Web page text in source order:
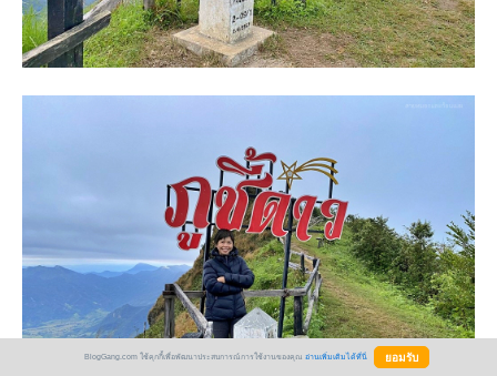
BlogGang.com ใช้คุกกี้เพื่อพัฒนาประสบการณ์การใช้งานของคุณ อ่านเพิ่มเติมได้ที่นี่